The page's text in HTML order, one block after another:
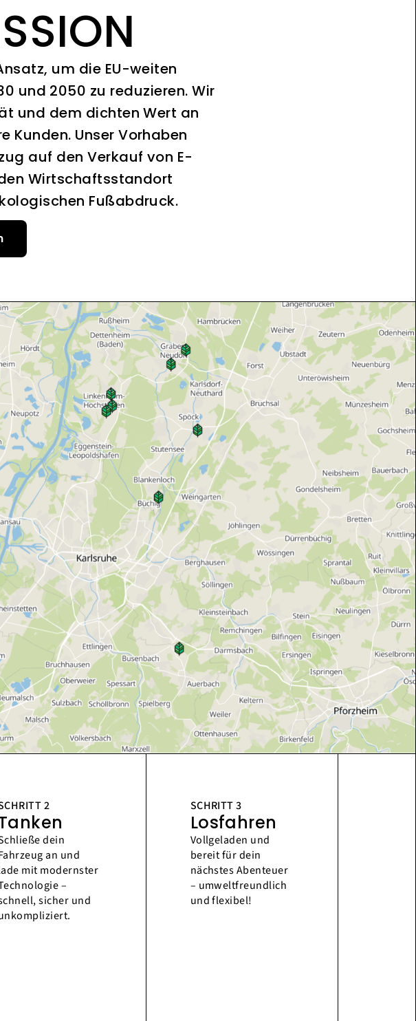
um die EU-weiten
und 2050 zu reduzieren. Wir
und dem dichten Wert an
Kunden. Unser Vorhaben
auf den Verkauf von E-
Wirtschaftsstandort
Fußabdruck.
2
dein
an und
mit modernster
–
sicher und
SCHRITT 3
Losfahren
Vollgeladen und
bereit für dein
nächstes Abenteuer
– umweltfreundlich
und flexibel!